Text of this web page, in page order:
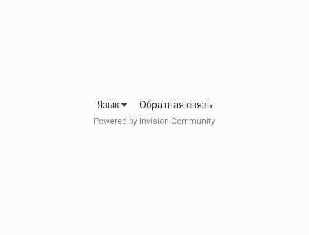
Язык Обратная связь
Powered by Invision Community